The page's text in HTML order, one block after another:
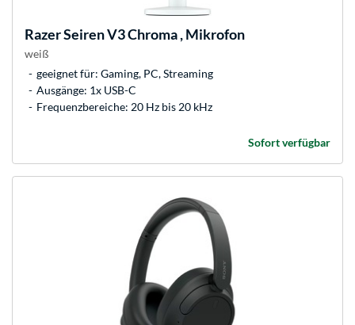
RazerSeiren V3 Chroma , Mikrofon
weiß
geeignet für: Gaming, PC, Streaming
Ausgänge: 1x USB-C
Frequenzbereiche: 20 Hz bis 20 kHz
Sofort verfügbar